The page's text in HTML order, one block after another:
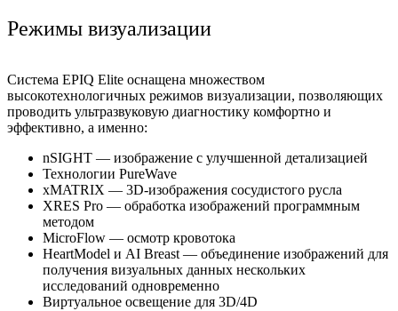
Режимы визуализации
Система EPIQ Elite оснащена множеством
высокотехнологичных режимов визуализации, позволяющих
проводить ультразвуковую диагностику комфортно и
эффективно, а именно:
nSIGHT — изображение с улучшенной детализацией
Технологии PureWave
xMATRIX — 3D-изображения сосудистого русла
XRES Pro — обработка изображений программным
методом
MicroFlow — осмотр кровотока
HeartModel и AI Breast — объединение изображений для
получения визуальных данных нескольких
исследований одновременно
Виртуальное освещение для 3D/4D